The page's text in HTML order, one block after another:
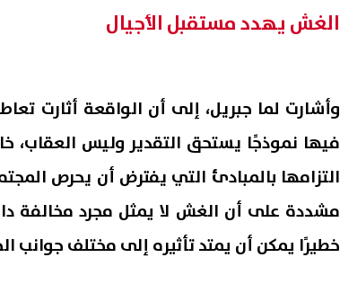
الغش يهدد مستقبل الأجيال
وأشارت لما جبريل، إلى أن الواقعة أثارت
فيها نموذجًا يستحق التقدير وليس العقاب،
التزامها بالمبادئ التي يفترض أن يحرص
مشددة على أن الغش لا يمثل مجرد مخالفة
خطيرًا يمكن أن يمتد تأثيره إلى مختلف جوانب